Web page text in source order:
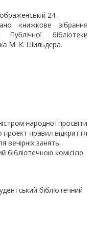
24.
книжкове зібрання
Публічної бібліотеки
М. К. Шильдера.
народної просвіти
правил відкриття
вечірніх занять,
бібліотечною комісією.
бібліотечний